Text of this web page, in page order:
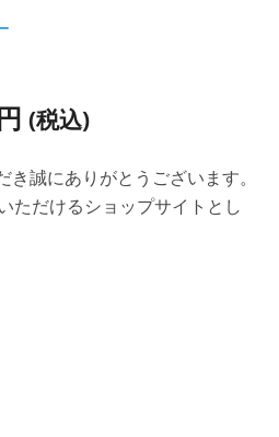
(税込)
誠にありがとうございます。
ただけるショップサイトとし